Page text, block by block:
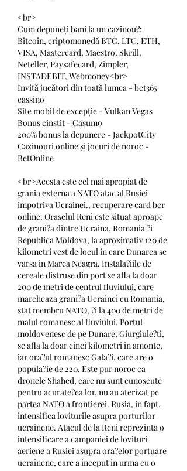
<br>
Cum depuneți bani la un cazinou?:
Bitcoin, criptomonedă BTC, LTC, ETH,
VISA, Mastercard, Maestro, Skrill,
Neteller, Paysafecard, Zimpler,
INSTADEBIT, Webmoney<br>
Invită jucători din toată lumea - bet365
cassino
Site mobil de excepție - Vulkan Vegas
Bonus cinstit - Casumo
200% bonus la depunere - JackpotCity
Cazinouri online și jocuri de noroc -
BetOnline
<br>Acesta este cel mai apropiat de
grania externa a NATO atac al Rusiei
impotriva Ucrainei., recuperare card bcr
online. Oraselul Reni este situat aproape
de grani?a dintre Ucraina, Romania ?i
Republica Moldova, la aproximativ 120 de
kilometri vest de locul in care Dunarea se
varsa in Marea Neagra. Instala?iile de
cereale distruse din port se afla la doar
200 de metri de centrul fluviului, care
marcheaza grani?a Ucrainei cu Romania,
stat membru NATO, ?i la 400 de metri de
malul romanesc al fluviului. Portul
moldovenesc de pe Dunare, Giurgiule?ti,
se afla la doar cinci kilometri in amonte,
iar ora?ul romanesc Gala?i, care are o
popula?ie de 220. Este pur noroc ca
dronele Shahed, care nu sunt cunoscute
pentru acurate?ea lor, nu au aterizat pe
partea NATO a frontierei. Rusia, in fapt,
intensifica loviturile asupra porturilor
ucrainene. Atacul de la Reni reprezinta o
intensificare a campaniei de lovituri
aeriene a Rusiei asupra ora?elor portuare
ucrainene, care a inceput in urma cu o